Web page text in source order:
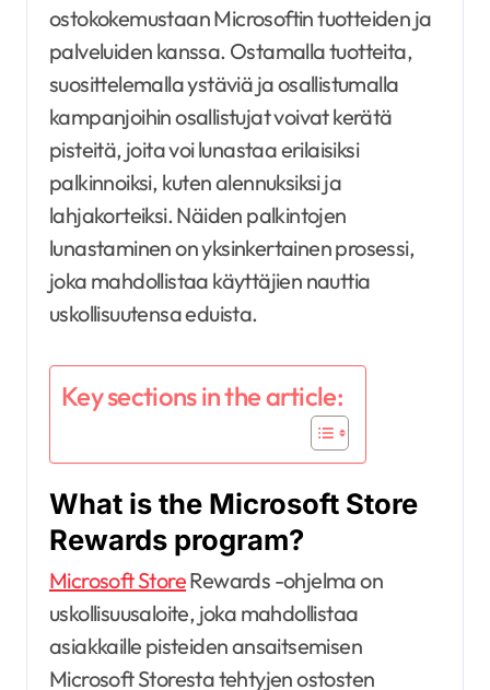
ostokokemustaan Microsoftin tuotteiden ja
palveluiden kanssa. Ostamalla tuotteita,
suosittelemalla ystäviä ja osallistumalla
kampanjoihin osallistujat voivat kerätä
pisteitä, joita voi lunastaa erilaisiksi
palkinnoiksi, kuten alennuksiksi ja
lahjakorteiksi. Näiden palkintojen
lunastaminen on yksinkertainen prosessi,
joka mahdollistaa käyttäjien nauttia
uskollisuutensa eduista.
Key sections in the article:
What is the Microsoft Store
Rewards program?
Microsoft StoreRewards -ohjelma on
uskollisuusaloite, joka mahdollistaa
asiakkaille pisteiden ansaitsemisen
Microsoft Storesta tehtyjen ostosten